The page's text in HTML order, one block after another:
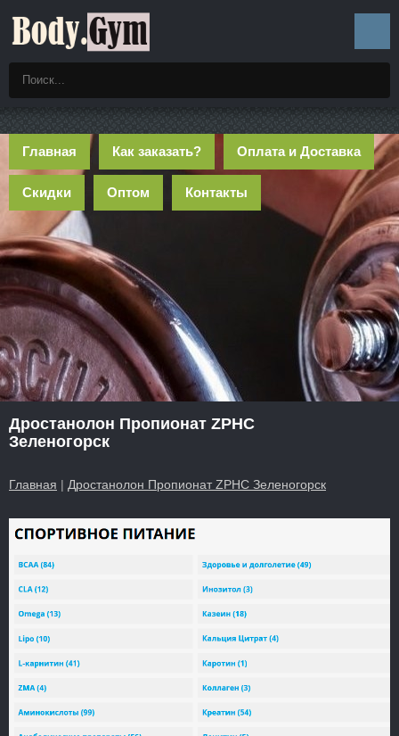
Главная Как заказать? Оплата и Доставка
Скидки Оптом Контакты
Дростанолон Пропионат ZPHC
Зеленогорск
Главная | Дростанолон Пропионат ZPHC Зеленогорск